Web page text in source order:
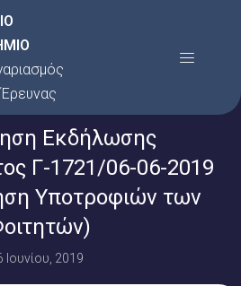
Menu
Εκδήλωσης
Γ-1721/06-06-2019
Υποτροφιών των
Ιουνίου, 2019